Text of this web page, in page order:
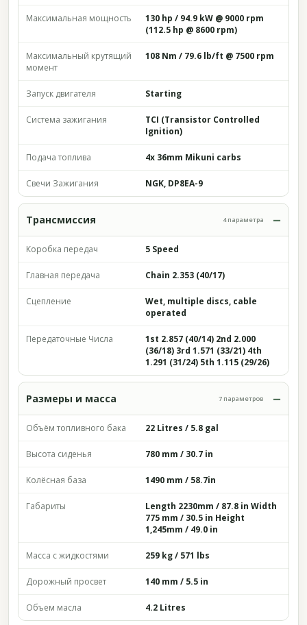
Максимальная мощность
130 hp / 94.9 kW @ 9000 rpm
(112.5 hp @ 8600 rpm)
Максимальный крутящий
момент
108 Nm / 79.6 lb/ft @ 7500 rpm
Запуск двигателя Starting
Система зажигания
TCI (Transistor Controlled
Ignition)
Подача топлива 4x 36mm Mikuni carbs
Свечи Зажигания NGK, DP8EA-9
Трансмиссия 4 параметра
Коробка передач 5 Speed
Главная передача Chain 2.353 (40/17)
Сцепление
Wet, multiple discs, cable
operated
Передаточные Числа
1st 2.857 (40/14) 2nd 2.000
(36/18) 3rd 1.571 (33/21) 4th
1.291 (31/24) 5th 1.115 (29/26)
Размеры и масса 7 параметров
Объём топливного бака 22 Litres / 5.8 gal
Высота сиденья 780 mm / 30.7 in
Колёсная база 1490 mm / 58.7in
Габариты
Length 2230mm / 87.8 in Width
775 mm / 30.5 in Height
1,245mm / 49.0 in
Масса с жидкостями 259 kg / 571 lbs
Дорожный просвет 140 mm / 5.5 in
Объем масла 4.2 Litres